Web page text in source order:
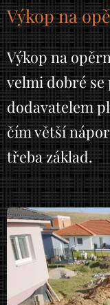
Výkop na
Výkop na
velmi dobré
dodavatelem
čím větší
třeba základ.